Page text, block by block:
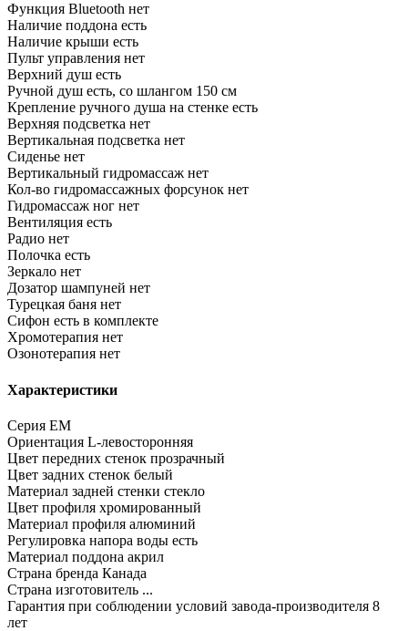
Функция Bluetooth нет
Наличие поддона есть
Наличие крыши есть
Пульт управления нет
Верхний душ есть
Ручной душ есть, со шлангом 150 см
Крепление ручного душа на стенке есть
Верхняя подсветка нет
Вертикальная подсветка нет
Сиденье нет
Вертикальный гидромассаж нет
Кол-во гидромассажных форсунок нет
Гидромассаж ног нет
Вентиляция есть
Радио нет
Полочка есть
Зеркало нет
Дозатор шампуней нет
Турецкая баня нет
Сифон есть в комплекте
Хромотерапия нет
Озонотерапия нет
Характеристики
Серия EM
Ориентация L-левосторонняя
Цвет передних стенок прозрачный
Цвет задних стенок белый
Материал задней стенки стекло
Цвет профиля хромированный
Материал профиля алюминий
Регулировка напора воды есть
Материал поддона акрил
Страна бренда Канада
Страна изготовитель ...
Гарантия при соблюдении условий завода-производителя 8
лет